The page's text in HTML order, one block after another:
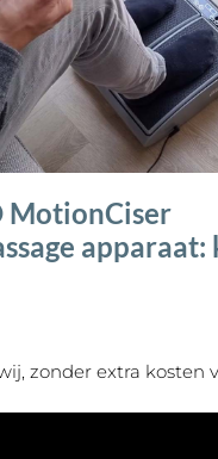
MotionCiser
apparaat:
zonder extra